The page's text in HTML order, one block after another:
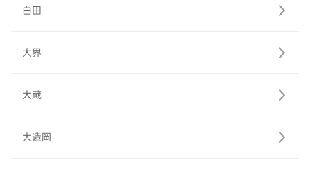
白田
大界
大蔵
大造岡